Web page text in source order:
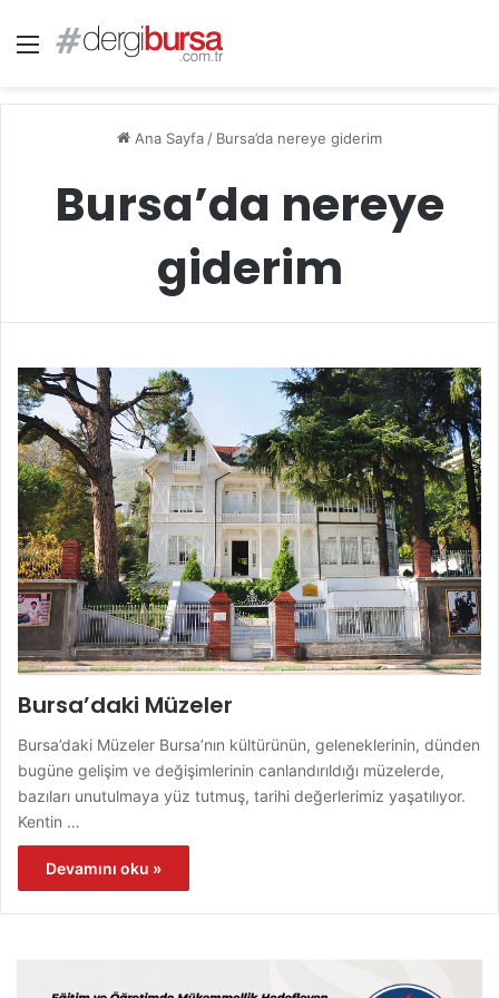
Menü
Ana Sayfa / Bursa’da nereye giderim
Bursa’da nereye
giderim
Bursa’daki Müzeler
Bursa’daki Müzeler Bursa’nın kültürünün, geleneklerinin, dünden
bugüne gelişim ve değişimlerinin canlandırıldığı müzelerde,
bazıları unutulmaya yüz tutmuş, tarihi değerlerimiz yaşatılıyor.
Kentin …
Devamını oku »